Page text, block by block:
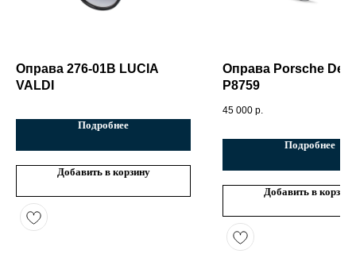
Оправа 276-01B LUCIA
VALDI
Подробнее
Добавить в корзину
Оправа Porsche
P8759
45 000 р.
Подробнее
Добавить в корзину